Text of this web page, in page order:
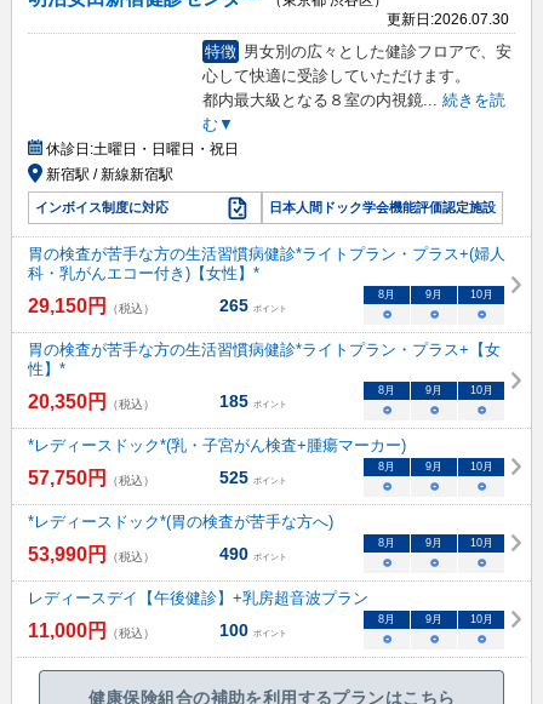
更新日:2026.07.30
特徴 男女別の広々とした健診フロアで、安
心して快適に受診していただけます。
都内最大級となる８室の内視鏡... 続きを読
む▼
休診日:土曜日・日曜日・祝日
新宿駅 / 新線新宿駅
インボイス制度に対応 日本人間ドック学会機能評価認定施設
胃の検査が苦手な方の生活習慣病健診*ライトプラン・プラス+(婦人
科・乳がんエコー付き)【女性】*
29,150円 （税込） 265 ポイント
8月 9月 10月
○ ○ ○
胃の検査が苦手な方の生活習慣病健診*ライトプラン・プラス+【女
性】*
20,350円 （税込） 185 ポイント
8月 9月 10月
○ ○ ○
*レディースドック*(乳・子宮がん検査+腫瘍マーカー)
57,750円 （税込） 525 ポイント
8月 9月 10月
○ ○ ○
*レディースドック*(胃の検査が苦手な方へ)
53,990円 （税込） 490 ポイント
8月 9月 10月
○ ○ ○
レディースデイ【午後健診】+乳房超音波プラン
11,000円 （税込） 100 ポイント
8月 9月 10月
○ ○ ○
健康保険組合の補助を利用するプランはこちら